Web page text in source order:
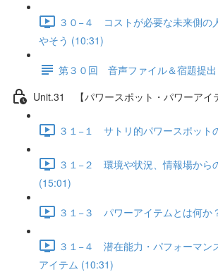
３０−４ コストが必要な未来側の
やそう (10:31)
第３０回 音声ファイル＆宿題提出
Unit.31 【パワースポット・パワーアイ
３１−１ サトリ的パワースポット
３１−２ 環境や状況、情報場から
(15:01)
３１−３ パワーアイテムとは何か
３１−４ 潜在能力・パフォーマン
アイテム (10:31)